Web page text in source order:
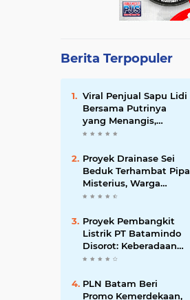
Berita Terpopuler
Viral Penjual Sapu Lidi
Bersama Putrinya
yang Menangis,
Tamparan Keras di
Korupsi
Proyek Drainase Sei
Beduk Terhambat Pipa
Misterius, Warga
Desak Pemerintah
Air
Proyek Pembangkit
Listrik PT Batamindo
Disorot: Keberadaan
TKA Tiongkok dan
Wartawan Jadi
Perhatian
PLN Batam Beri
Promo Kemerdekaan,